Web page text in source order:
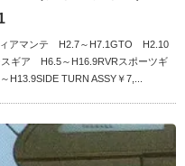
ィアマンテ H2.7～H7.1GTO H2.10
ギア H6.5～H16.9RVRスポーツギ
TURN ASSY￥7,...